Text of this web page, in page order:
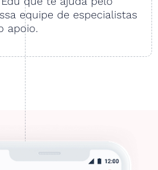
equipe de especialistas
apoio.